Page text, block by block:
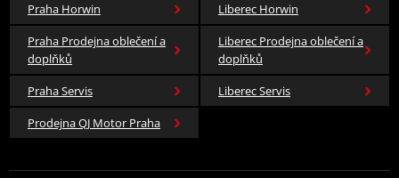
Praha Horwin
Liberec Horwin
Praha Prodejna oblečení a
doplňků
Liberec Prodejna oblečení a
doplňků
Praha Servis
Liberec Servis
Prodejna QJ Motor Praha